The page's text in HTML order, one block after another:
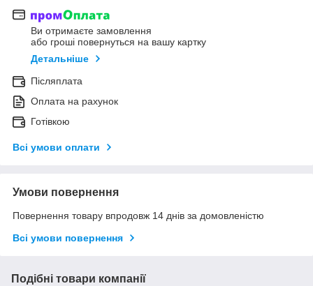
Ви отримаєте замовлення
або гроші повернуться на вашу картку
Детальніше
Післяплата
Оплата на рахунок
Готівкою
Всі умови оплати
Умови повернення
Повернення товару впродовж 14 днів за домовленістю
Всі умови повернення
Подібні товари компанії